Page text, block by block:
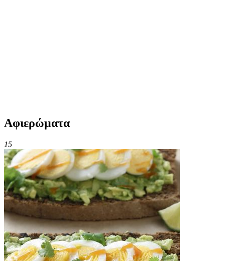
Αφιερώματα
15